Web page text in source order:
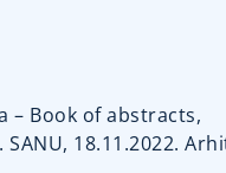
– Book of abstracts,
18.11.2022.